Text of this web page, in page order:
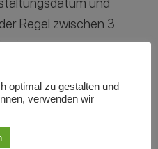
und
Regel zwischen 3
eine
optimal zu gestalten und
verwenden wir